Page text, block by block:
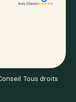
Tous droits